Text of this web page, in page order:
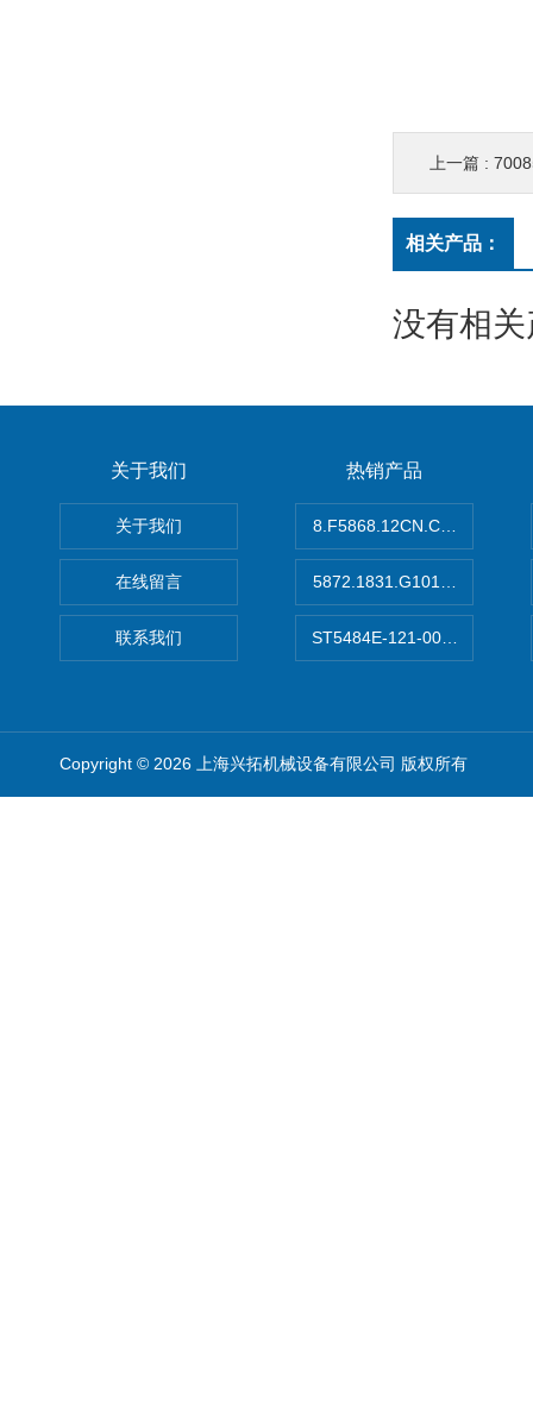
上一篇 :
相关产品：
没有相
关于我们
关于我们
在线留言
联系我们
热销产品
8.F5868.12CN.C122德国
5872.1831.G101德国库伯勒
ST5484E-121-0032-00美国
Copyright © 2026 上海兴拓机械设备有限公司 版权所有